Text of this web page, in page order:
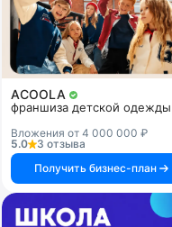
ACOOLA
франшиза детской одежды
Вложения от 4 000 000 ₽
5.0
3 отзыва
Получить бизнес-план